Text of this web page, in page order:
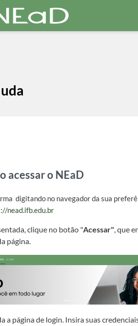
acessar o NEaD
digitando no navegador da sua
nead.ifb.edu.br
clique no botão "Acessar", que
página.
a página de login. Insira suas